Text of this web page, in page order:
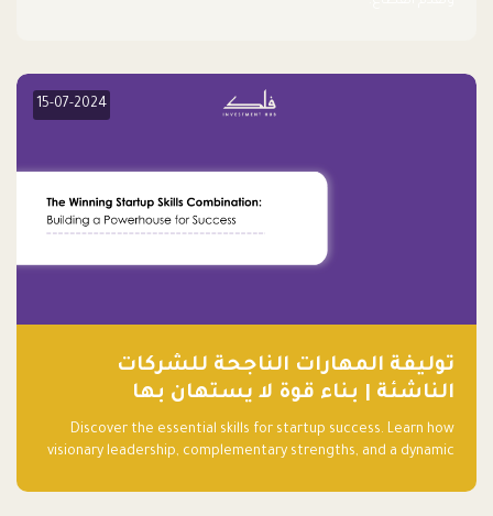
15-07-2024
توليفة المهارات الناجحة للشركات
الناشئة | بناء قوة لا يستهان بها
Discover the essential skills for startup success. Learn how
visionary leadership, complementary strengths, and a dynamic
elevate your startup! Follow us @FalakHub